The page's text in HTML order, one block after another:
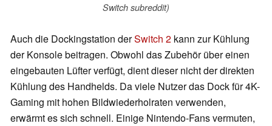
Switch subreddit)
Auch die Dockingstation derSwitch 2 kann zur Kühlung
der Konsole beitragen. Obwohl das Zubehör über einen
eingebauten Lüfter verfügt, dient dieser nicht der direkten
Kühlung des Handhelds. Da viele Nutzer das Dock für 4K-
Gaming mit hohen Bildwiederholraten verwenden,
erwärmt es sich schnell. Einige Nintendo-Fans vermuten,